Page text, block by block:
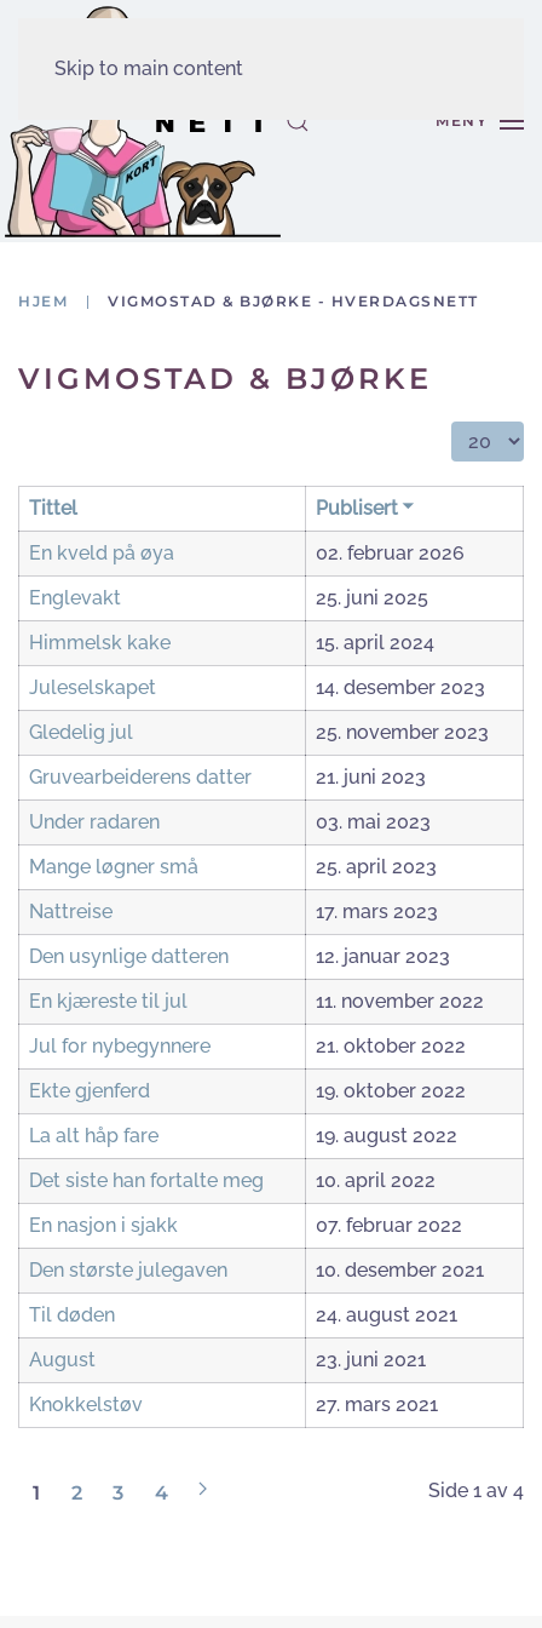
Skip to main content
MENY
HJEM VIGMOSTAD & BJØRKE - HVERDAGSNETT
VIGMOSTAD & BJØRKE
Vis ant.:
Tittel
Publisert
En kveld på øya
02. februar 2026
Englevakt
25. juni 2025
Himmelsk kake
15. april 2024
Juleselskapet
14. desember 2023
Gledelig jul
25. november 2023
Gruvearbeiderens datter
21. juni 2023
Under radaren
03. mai 2023
Mange løgner små
25. april 2023
Nattreise
17. mars 2023
Den usynlige datteren
12. januar 2023
En kjæreste til jul
11. november 2022
Jul for nybegynnere
21. oktober 2022
Ekte gjenferd
19. oktober 2022
La alt håp fare
19. august 2022
Det siste han fortalte meg
10. april 2022
En nasjon i sjakk
07. februar 2022
Den største julegaven
10. desember 2021
Til døden
24. august 2021
August
23. juni 2021
Knokkelstøv
27. mars 2021
Side 1 av 4
1 2 3 4